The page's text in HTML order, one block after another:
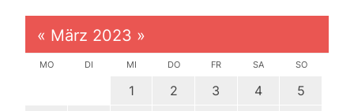
« März 2023 »
MO DI MI DO FR SA SO
1 2 3 4
5